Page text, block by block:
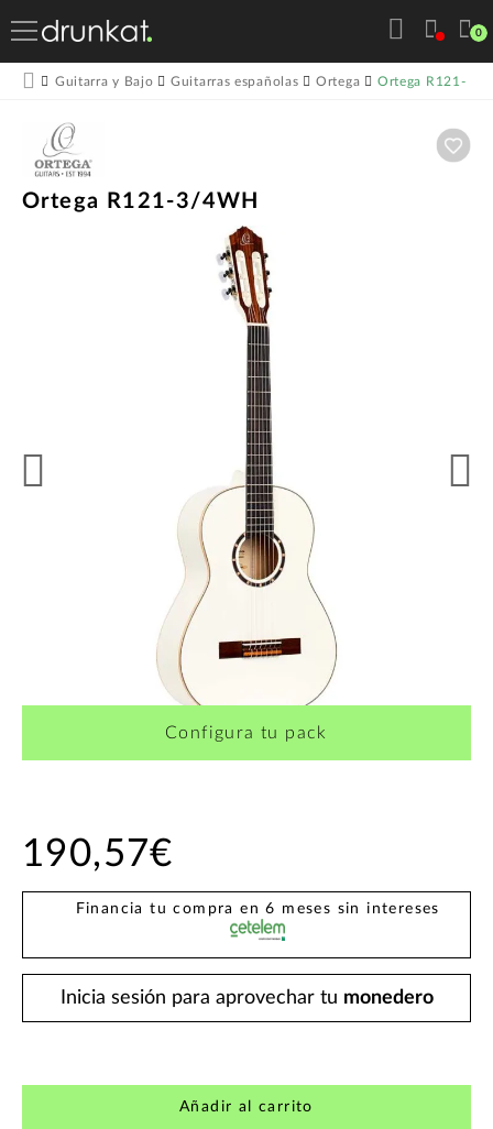
0
Guitarra y Bajo Guitarras españolas Ortega Ortega R121-3/
Ortega R121-3/4WH
Configura tu pack
190,57€
Financia tu compra en 6 meses sin intereses
Inicia sesión para aprovechar tu monedero
Añadir al carrito